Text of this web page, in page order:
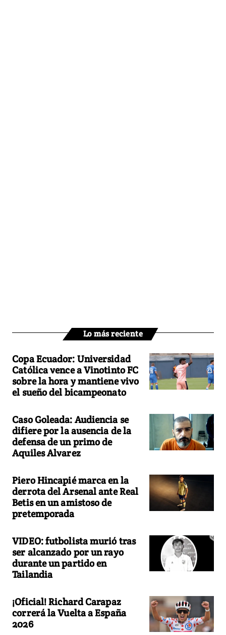
Lo más reciente
Copa Ecuador: Universidad
Católica vence a Vinotinto FC
sobre la hora y mantiene vivo
el sueño del bicampeonato
Caso Goleada: Audiencia se
difiere por la ausencia de la
defensa de un primo de
Aquiles Alvarez
Piero Hincapié marca en la
derrota del Arsenal ante Real
Betis en un amistoso de
pretemporada
VIDEO: futbolista murió tras
ser alcanzado por un rayo
durante un partido en
Tailandia
¡Oficial! Richard Carapaz
correrá la Vuelta a España
2026